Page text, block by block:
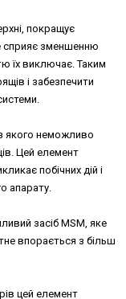
покращує
сприяє зменшенню
їх виключає. Таким
і забезпечити
якого неможливо
Цей елемент
побічних дій і
апарату.
засіб MSM, яке
впорається з більш
цей елемент